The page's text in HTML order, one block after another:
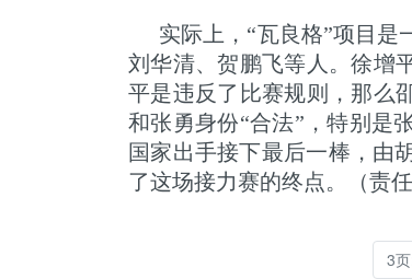
实际上，“瓦良格”项目
刘华清、贺鹏飞等人。徐增
平是违反了比赛规则，那么
和张勇身份“合法”，特别是
国家出手接下最后一棒，由
了这场接力赛的终点。（责
3